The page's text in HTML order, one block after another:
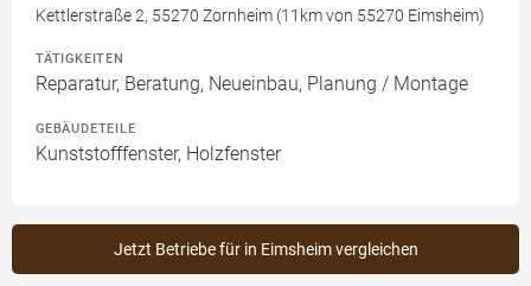
Kettlerstraße 2, 55270 Zornheim (11km von 55270 Eimsheim)
TÄTIGKEITEN
Reparatur, Beratung, Neueinbau, Planung / Montage
GEBÄUDETEILE
Kunststofffenster, Holzfenster
Jetzt Betriebe für in Eimsheim vergleichen